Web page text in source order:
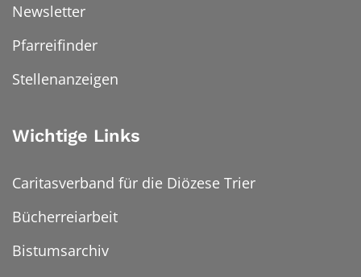
Newsletter
Pfarreifinder
Stellenanzeigen
Wichtige Links
Caritasverband für die Diözese Trier
Bücherreiarbeit
Bistumsarchiv